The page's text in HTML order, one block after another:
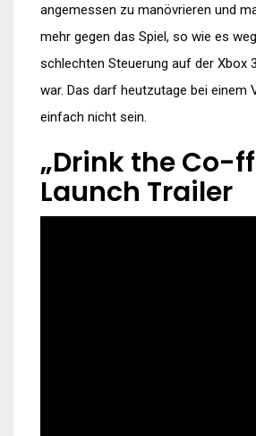
angemessen zu manövrieren und
mehr gegen das Spiel, so wie es
schlechten Steuerung auf der Xbox
war. Das darf heutzutage bei einem
einfach nicht sein.
„Drink the Co-
Launch Trailer